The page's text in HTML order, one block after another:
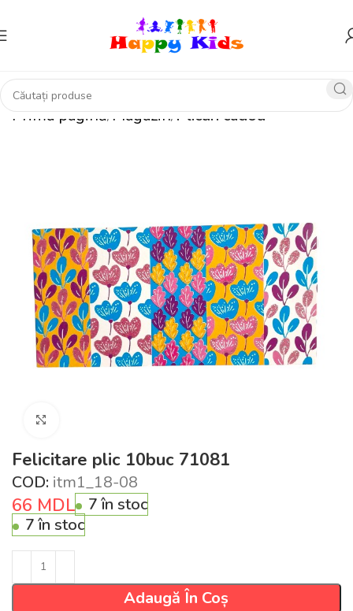
Prima pagină Magazin Plicuri cadou
Felicitare plic 10buc 71081
COD: itm1_18-08
66 MDL
7 în stoc
7 în stoc
Adaugă În Coș